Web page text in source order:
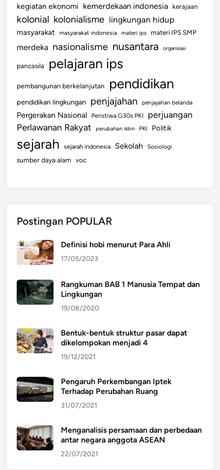
kegiatan ekonomi kemerdekaan indonesia kerajaan
kolonial kolonialisme lingkungan hidup
masyarakat masyarakat indonesia materi ips materi IPS SMP
merdeka nasionalisme nusantara organisasi
pancasila pelajaran ips
pembangunan berkelanjutan pendidikan
pendidikan lingkungan penjajahan penjajahan belanda
Pergerakan Nasional Peristiwa G30s PKI perjuangan
Perlawanan Rakyat perubahan iklim PKI Politik
sejarah sejarah indonesia Sekolah Sosiologi
sumber daya alam voc
Postingan POPULAR
Definisi hobi menurut Para Ahli
17/05/2023
Rangkuman BAB 1 Manusia Tempat dan
Lingkungan
19/08/2020
Bentuk-bentuk struktur pasar dapat
dikelompokan menjadi 4
19/12/2021
Pengaruh Perkembangan Iptek
Terhadap Perubahan Ruang
31/07/2021
Menganalisis persamaan dan perbedaan
antar negara anggota ASEAN
22/07/2021